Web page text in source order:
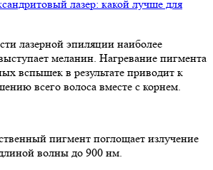
лазерной эпиляции наиболее
меланин. Нагревание пигмента
вспышек в результате приводит к
всего волоса вместе с корнем.
пигмент поглощает излучение
волны до 900 нм.